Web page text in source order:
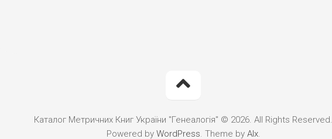
Каталог Метричних Книг України "Генеалогія" © 2026. All Rights Reserved.
Powered by WordPress. Theme by Alx.